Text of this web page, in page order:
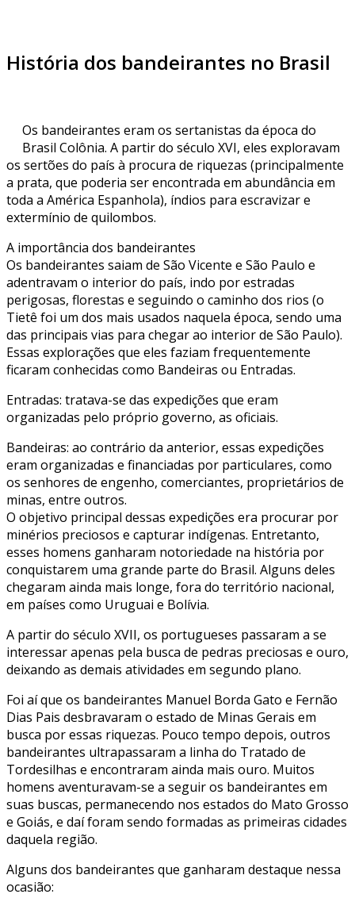
História dos bandeirantes no Brasil
Os bandeirantes eram os sertanistas da época do
Brasil Colônia. A partir do século XVI, eles exploravam
os sertões do país à procura de riquezas (principalmente
a prata, que poderia ser encontrada em abundância em
toda a América Espanhola), índios para escravizar e
extermínio de quilombos.
A importância dos bandeirantes
Os bandeirantes saiam de São Vicente e São Paulo e
adentravam o interior do país, indo por estradas
perigosas, florestas e seguindo o caminho dos rios (o
Tietê foi um dos mais usados naquela época, sendo uma
das principais vias para chegar ao interior de São Paulo).
Essas explorações que eles faziam frequentemente
ficaram conhecidas como Bandeiras ou Entradas.
Entradas: tratava-se das expedições que eram
organizadas pelo próprio governo, as oficiais.
Bandeiras: ao contrário da anterior, essas expedições
eram organizadas e financiadas por particulares, como
os senhores de engenho, comerciantes, proprietários de
minas, entre outros.
O objetivo principal dessas expedições era procurar por
minérios preciosos e capturar indígenas. Entretanto,
esses homens ganharam notoriedade na história por
conquistarem uma grande parte do Brasil. Alguns deles
chegaram ainda mais longe, fora do território nacional,
em países como Uruguai e Bolívia.
A partir do século XVII, os portugueses passaram a se
interessar apenas pela busca de pedras preciosas e ouro,
deixando as demais atividades em segundo plano.
Foi aí que os bandeirantes Manuel Borda Gato e Fernão
Dias Pais desbravaram o estado de Minas Gerais em
busca por essas riquezas. Pouco tempo depois, outros
bandeirantes ultrapassaram a linha do Tratado de
Tordesilhas e encontraram ainda mais ouro. Muitos
homens aventuravam-se a seguir os bandeirantes em
suas buscas, permanecendo nos estados do Mato Grosso
e Goiás, e daí foram sendo formadas as primeiras cidades
daquela região.
Alguns dos bandeirantes que ganharam destaque nessa
ocasião: